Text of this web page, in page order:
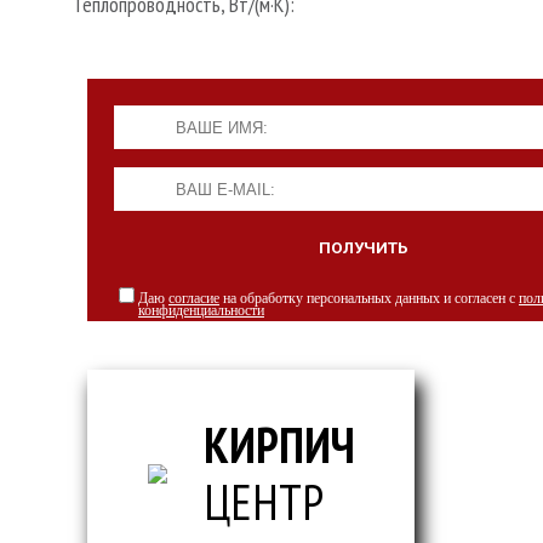
Даю согласие на обработку персональных данных и согласен с
конфиденциальности
КИРПИЧ
ЦЕНТР